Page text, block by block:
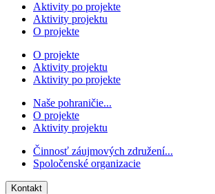
Aktivity po projekte
Aktivity projektu
O projekte
O projekte
Aktivity projektu
Aktivity po projekte
Naše pohraničie...
O projekte
Aktivity projektu
Činnosť záujmových združení...
Spoločenské organizacie
Kontakt